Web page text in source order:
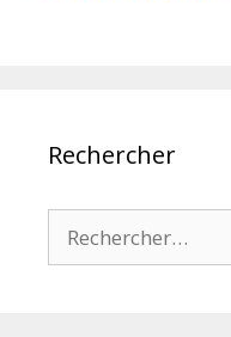
Rechercher